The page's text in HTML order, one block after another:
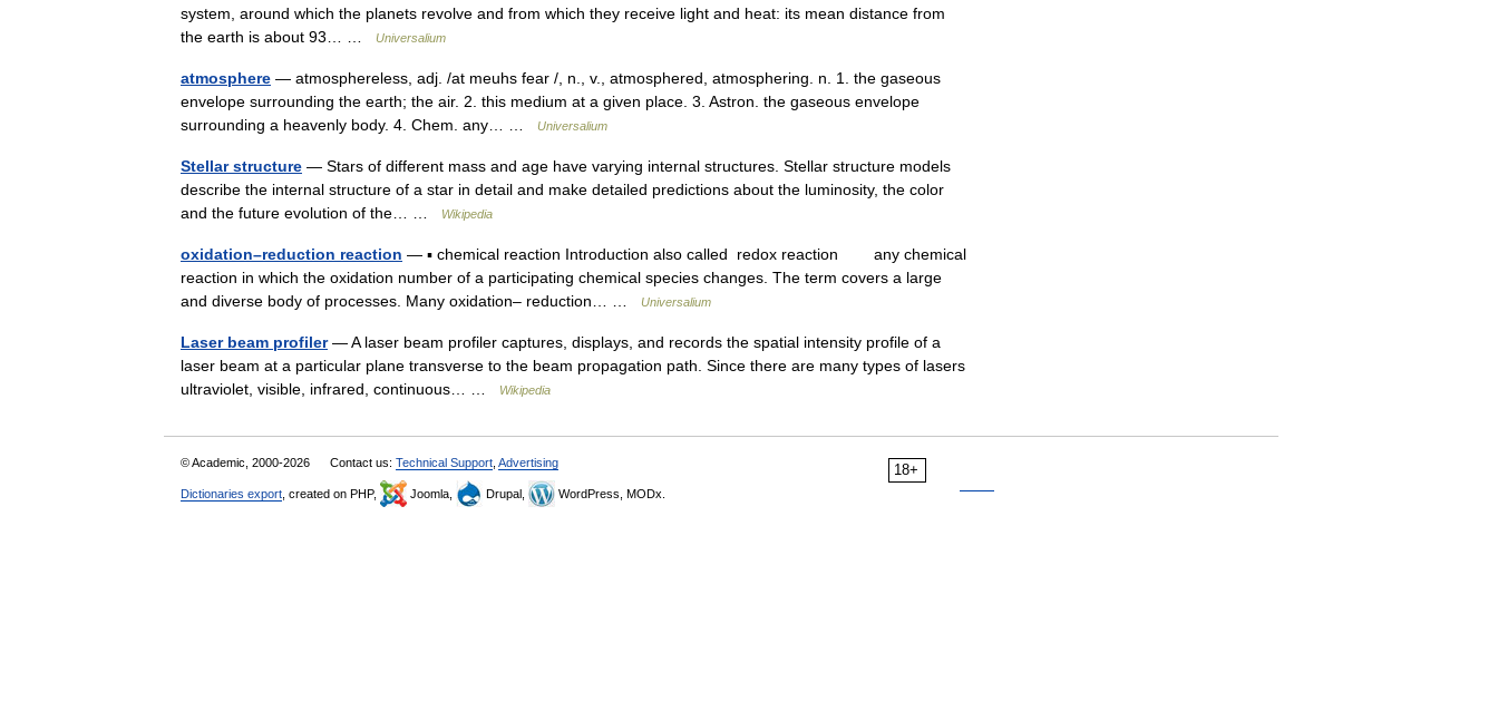
system, around which the planets revolve and from which they receive light and heat: its mean distance from
the earth is about 93… …
Universalium
atmosphere — atmosphereless, adj. /at meuhs fear /, n., v., atmosphered, atmosphering. n. 1. the gaseous
envelope surrounding the earth; the air. 2. this medium at a given place. 3. Astron. the gaseous envelope
surrounding a heavenly body. 4. Chem. any… …
Universalium
Stellar structure — Stars of different mass and age have varying internal structures. Stellar structure models
describe the internal structure of a star in detail and make detailed predictions about the luminosity, the color
and the future evolution of the… …
Wikipedia
oxidation–reduction reaction — ▪ chemical reaction Introduction also called redox reaction any chemical
reaction in which the oxidation number of a participating chemical species changes. The term covers a large
and diverse body of processes. Many oxidation– reduction… …
Universalium
Laser beam profiler— A laser beam profiler captures, displays, and records the spatial intensity profile of a
laser beam at a particular plane transverse to the beam propagation path. Since there are many types of lasers
ultraviolet, visible, infrared, continuous… …
Wikipedia
18+
© Academic, 2000-2026 Contact us: Technical Support Advertising
Dictionaries export , created on PHP, Joomla, Drupal, WordPress, MODx.